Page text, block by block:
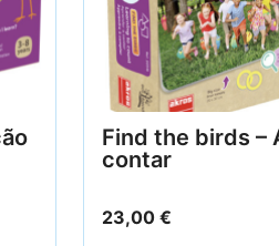
Find the birds –
contar
23,00 €